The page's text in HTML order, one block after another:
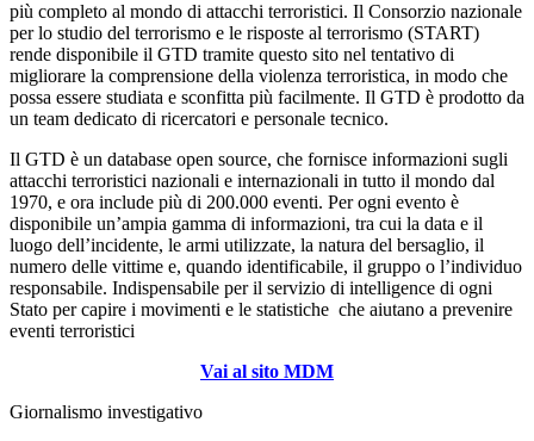
più completo al mondo di attacchi terroristici. Il Consorzio nazionale
per lo studio del terrorismo e le risposte al terrorismo (START)
rende disponibile il GTD tramite questo sito nel tentativo di
migliorare la comprensione della violenza terroristica, in modo che
possa essere studiata e sconfitta più facilmente. Il GTD è prodotto da
un team dedicato di ricercatori e personale tecnico.
Il GTD è un database open source, che fornisce informazioni sugli
attacchi terroristici nazionali e internazionali in tutto il mondo dal
1970, e ora include più di 200.000 eventi. Per ogni evento è
disponibile un’ampia gamma di informazioni, tra cui la data e il
luogo dell’incidente, le armi utilizzate, la natura del bersaglio, il
numero delle vittime e, quando identificabile, il gruppo o l’individuo
responsabile. Indispensabile per il servizio di intelligence di ogni
Stato per capire i movimenti e le statistiche che aiutano a prevenire
eventi terroristici
Vai al sito MDM
Giornalismo investigativo